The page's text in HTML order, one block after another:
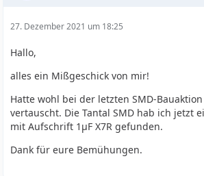
27. Dezember 2021 um 18:25
Hallo,
alles ein Mißgeschick von mir!
Hatte wohl bei der letzten SMD-
vertauscht. Die Tantal SMD hab ich jetzt
mit Aufschrift 1µF X7R gefunden.
Dank für eure Bemühungen.